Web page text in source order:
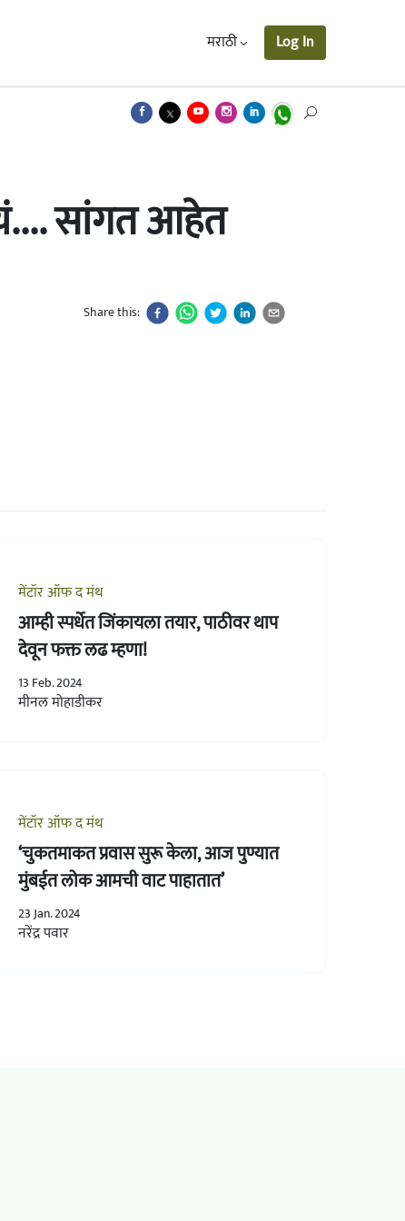
मराठी Log In
सांगत आहेत
Share this:
मेंटॉर ऑफ द मंथ
आम्ही स्पर्धेत जिंकायला तयार, पाठीवर थाप
देवून फक्त लढ म्हणा!
13 Feb. 2024
मीनल मोहाडीकर
मेंटॉर ऑफ द मंथ
‘चुकतमाकत प्रवास सुरू केला, आज पुण्यात
मुंबईत लोक आमची वाट पाहातात’
23 Jan. 2024
नरेंद्र पवार